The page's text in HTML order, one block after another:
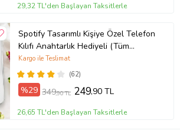
29,32 TL'den Başlayan Taksitlerle
Spotify Tasarımlı Kişiye Özel Telefon
Kılıfı Anahtarlık Hediyeli (Tüm
Telefon Kılıfları Mevcuttur.)
(62)
Kargo ile Teslimat
%29 349,90 TL 249,90 TL
26,65 TL'den Başlayan Taksitlerle